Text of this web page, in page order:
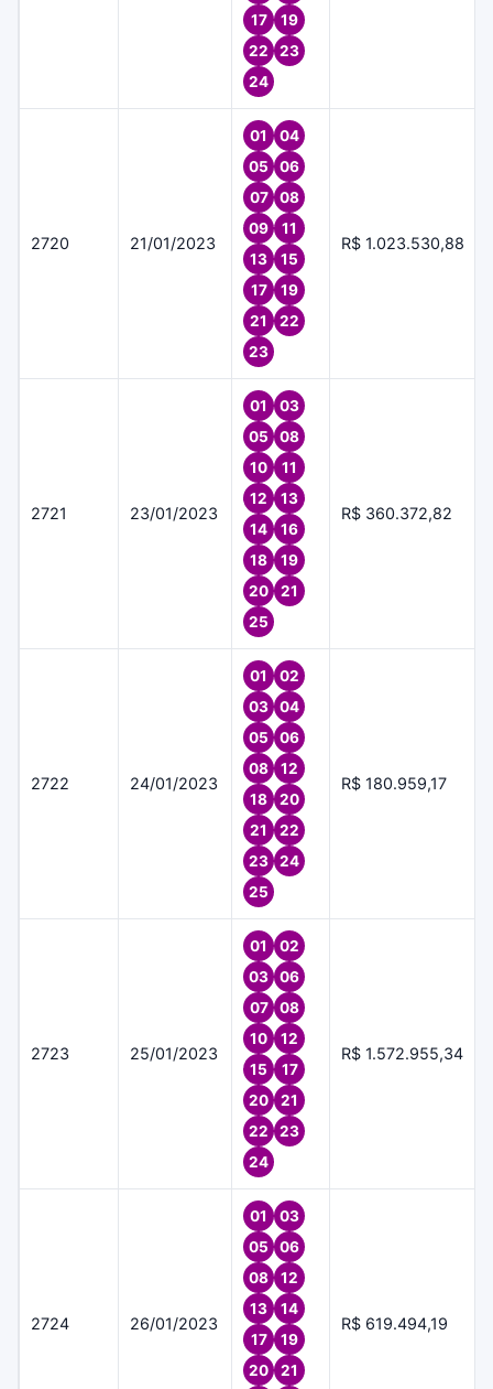
17
19
22
23
24
2720 21/01/2023
01
04
05
06
07
08
09
11
13
15
17
19
21
22
23
R$ 1.023.530,88
2721 23/01/2023
01
03
05
08
10
11
12
13
14
16
18
19
20
21
25
R$ 360.372,82
2722 24/01/2023
01
02
03
04
05
06
08
12
18
20
21
22
23
24
25
R$ 180.959,17
2723 25/01/2023
01
02
03
06
07
08
10
12
15
17
20
21
22
23
24
R$ 1.572.955,34
2724 26/01/2023
01
03
05
06
08
12
13
14
17
19
20
21
R$ 619.494,19